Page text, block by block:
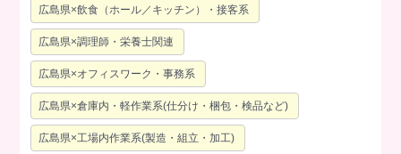
広島県×飲食（ホール／キッチン）・接客系
広島県×調理師・栄養士関連
広島県×オフィスワーク・事務系
広島県×倉庫内・軽作業系(仕分け・梱包・検品など)
広島県×工場内作業系(製造・組立・加工)